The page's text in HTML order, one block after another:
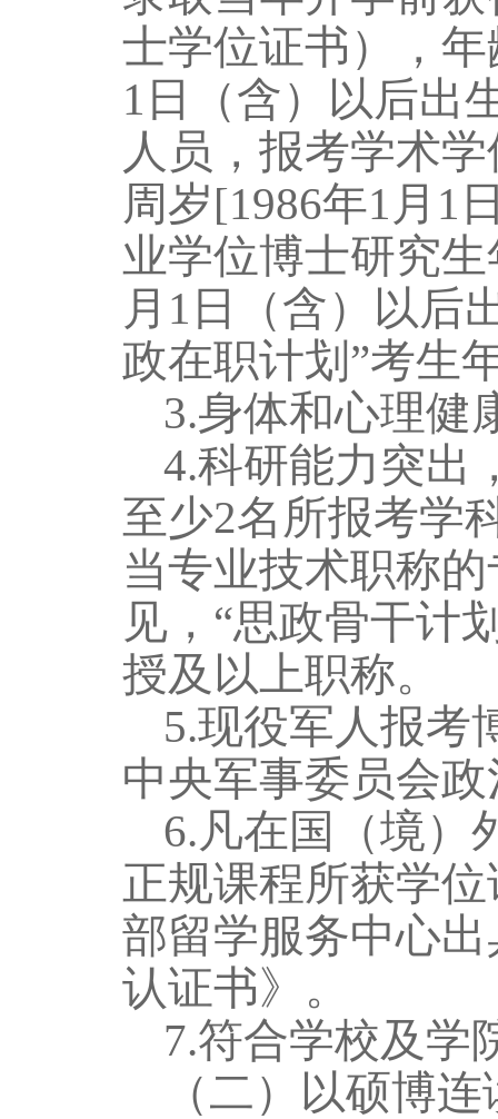
士学位证书），
1日（含）以后出
人员，报考学术
周岁[1986年1月1
业学位博士研究
月1日（含）以后
政在职计划”考生
3.身体和心理健
4.科研能力突出
至少2名所报考学
当专业技术职称
见，“思政骨干计
授及以上职称。
5.现役军人报考
中央军事委员会
6.凡在国（境）
正规课程所获学
部留学服务中心
认证书》。
7.符合学校及学
（二）以硕博